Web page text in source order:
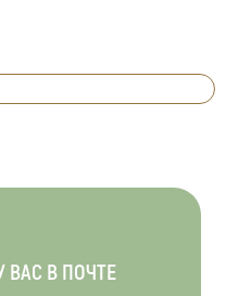
ВАС В ПОЧТЕ